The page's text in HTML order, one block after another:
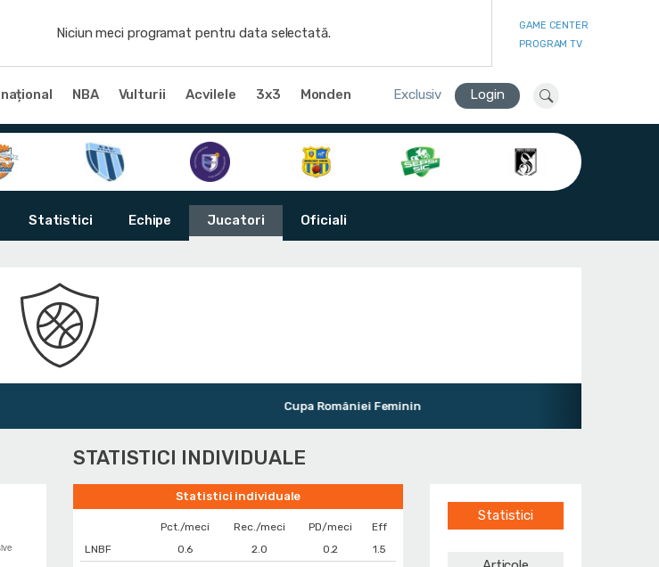
Niciun meci programat pentru data selectată.
GAME CENTER
PROGRAM TV
NBA Vulturii Acvilele 3x3 Monden Exclusiv Login
Statistici Echipe Jucatori Oficiali
Cupa României Feminin
STATISTICI INDIVIDUALE
Statistici individuale
Pct./meci Rec./meci PD/meci
Eff
LNBF
0.6 2.0 0.2
1.5
Statistici